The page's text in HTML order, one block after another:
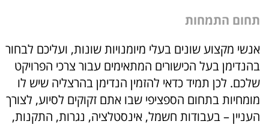
תחום התמחות
אנשי מקצוע שונים בעלי מיומנויות שונות, ועליכם לבחור
בהנדימן בעל הכישורים המתאימים עבור צרכי הפרויקט
שלכם. לכן תמיד כדאי להזמין הנדימן בהרצליה שיש לו
מומחיות בתחום הספציפי שבו אתם זקוקים לסיוע, לצורך
העניין – בעבודות חשמל, אינסטלציה, נגרות, התקנות,